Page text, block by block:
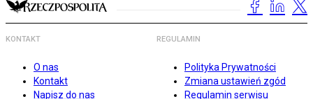
KONTAKT
O nas
Kontakt
Napisz do nas
REGULAMIN
Polityka Prywatności
Zmiana ustawień zgód
Regulamin serwisu